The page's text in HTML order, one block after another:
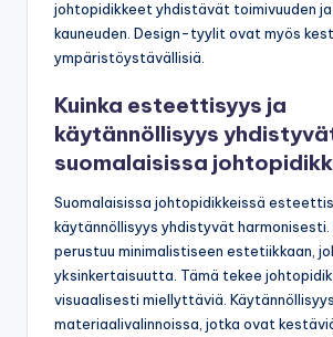
johtopidikkeet yhdistävät toimivuuden ja
kauneuden. Design-tyylit ovat myös
ympäristöystävällisiä.
Kuinka esteettisyys ja
käytännöllisyys
suomalaisissa
Suomalaisissa johtopidikkeissä
käytännöllisyys yhdistyvät harmonisesti.
perustuu minimalistiseen estetiikkaan,
yksinkertaisuutta. Tämä tekee
visuaalisesti miellyttäviä.
materiaalivalinnoissa, jotka ovat